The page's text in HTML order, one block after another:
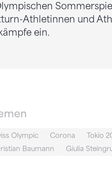
Athletinnen und
ein.
Olympic Corona Tokio
Baumann
Giulia